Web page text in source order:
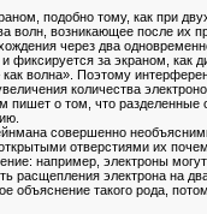
подобно тому, как при
волн, возникающее после их
через два
за экраном, как
как волна». Поэтому
количества
о том, что разделенные
совершенно
отверстиями их
например, электроны
расщепления электрона на
объяснение такого рода,